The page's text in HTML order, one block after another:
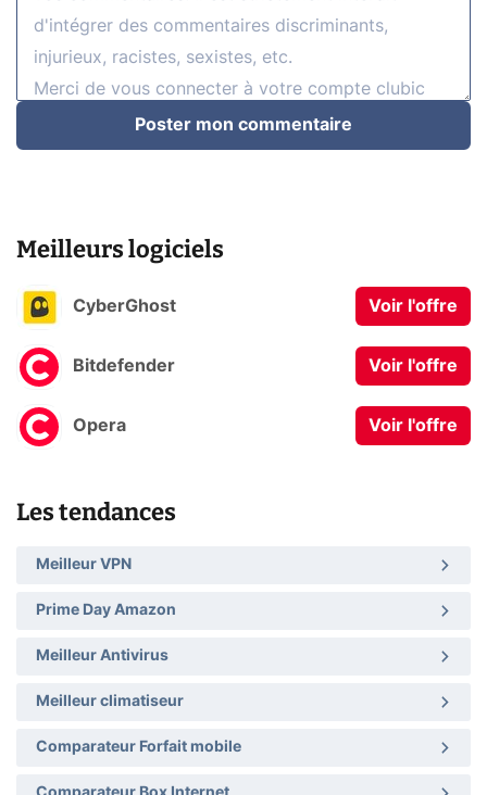
Poster mon commentaire
Meilleurs logiciels
CyberGhost Voir l'offre
Bitdefender Voir l'offre
Opera Voir l'offre
Les tendances
Meilleur VPN
Prime Day Amazon
Meilleur Antivirus
Meilleur climatiseur
Comparateur Forfait mobile